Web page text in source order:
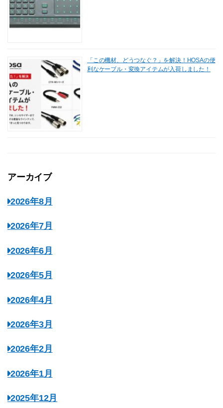
「この機材、どうつなぐ？」を解決！HOSAの便
利なケーブル・変換アイテムが入荷しました！
アーカイブ
2026年8月
2026年7月
2026年6月
2026年5月
2026年4月
2026年3月
2026年2月
2026年1月
2025年12月